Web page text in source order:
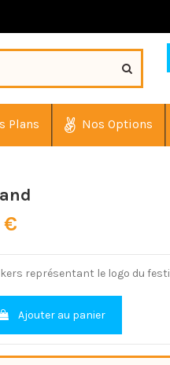
Plans Nos Options
€
représentant le logo du
Ajouter au panier